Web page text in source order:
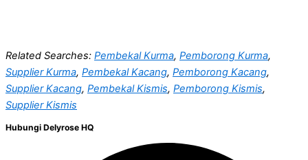
Related Searches: Pembekal Kurma, Pemborong Kurma,
Supplier Kurma, Pembekal Kacang, Pemborong Kacang,
Supplier Kacang, Pembekal Kismis, Pemborong Kismis,
Supplier Kismis
Hubungi Delyrose HQ